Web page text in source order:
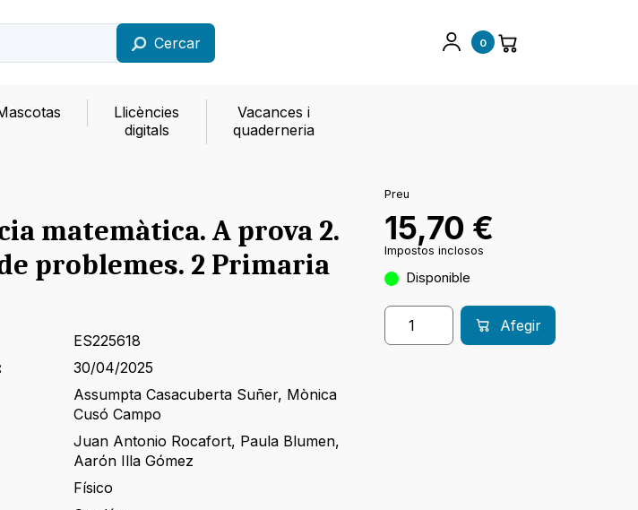
Cercar 0
Llicències
digitals
Vacances i
quaderneria
matemàtica. A prova 2.
problemes. 2 Primaria
ES225618
30/04/2025
Assumpta Casacuberta Suñer, Mònica
Cusó Campo
Juan Antonio Rocafort, Paula Blumen,
Aarón Illa Gómez
Físico
Preu
15,70 €
Impostos inclosos
Disponible
Afegir